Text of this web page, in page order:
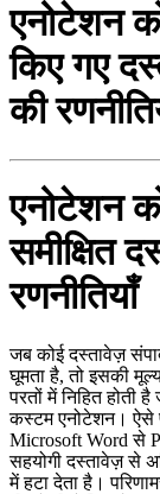
एनोटेशन
किए गए
की
एनोटेशन
समीक्षित
रणनीतियाँ
जब कोई दस्तावेज़
घूमता है, तो इसकी
परतों में निहित होती
कस्टम एनोटेशन। ऐसे
Microsoft Word से
सहयोगी दस्तावेज़ से
में हटा देता है।